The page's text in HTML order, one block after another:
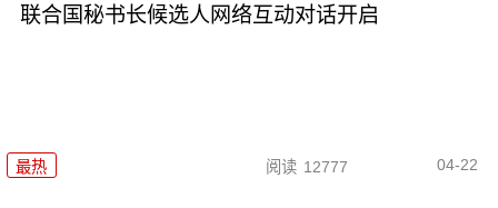
联合国秘书长候选人网络互动对话开启
最热 阅读 12777 04-22